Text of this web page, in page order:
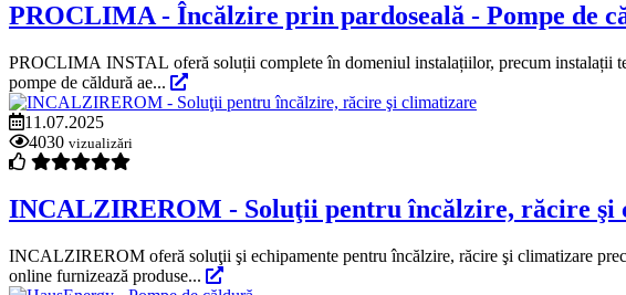
PROCLIMA - Încălzire prin pardoseală - Pompe de
PROCLIMA INSTAL oferă soluții complete în domeniul instalațiilor, precum instalații
pompe de căldură ae...
11.07.2025
4030 vizualizări
INCALZIREROM - Soluţii pentru încălzire, răcire şi
INCALZIREROM oferă soluţii şi echipamente pentru încălzire, răcire şi climatizare
online furnizează produse...